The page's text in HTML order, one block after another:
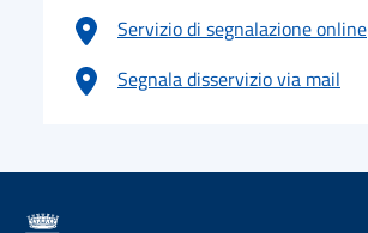
Servizio di segnalazione online
Segnala disservizio via mail
logo Unione Europea